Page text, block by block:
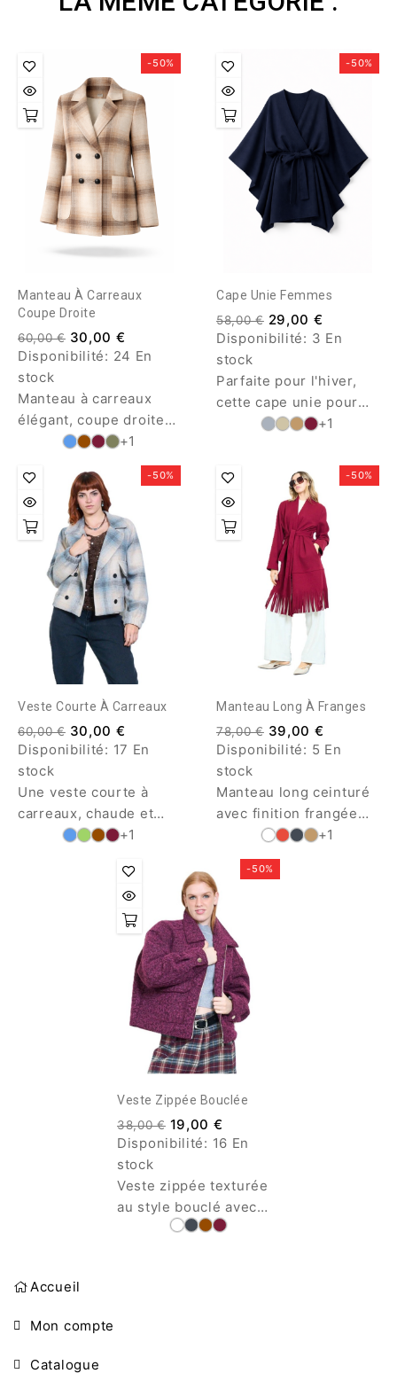
-50%
Manteau À Carreaux
Coupe Droite
60,00 € 30,00 €
Disponibilité: 24 En
stock
Manteau à carreaux
élégant, coupe droite
et épurée, parfait pour
un look moderne et
confortable au
quotidien.
+1
-50%
Cape Unie Femmes
58,00 € 29,00 €
Disponibilité: 3 En
stock
Parfaite pour l'hiver,
cette cape unie pour
femme vous gardera
la rigueur du froid.
+1
-50%
Veste Courte À Carreaux
60,00 € 30,00 €
Disponibilité: 17 En
stock
Une veste courte à
carreaux, chaude et
élégante, parfaite pour
d’automne hiver. Coupe
moderne, matière
douce, couleurs
+1
-50%
Manteau Long À Franges
78,00 € 39,00 €
Disponibilité: 5 En
stock
Manteau long ceinturé
avec finition frangée
tendance. Une pièce
élégante et fluide qui
affine la silhouette et
apporte une touche
moderne à toutes vos
tenues de mi saison et
d'hiver
+1
-50%
Veste Zippée Bouclée
38,00 € 19,00 €
Disponibilité: 16 En
stock
Veste zippée texturée
au style bouclé avec
doublure, fabrication
Accueil
Mon compte
Catalogue